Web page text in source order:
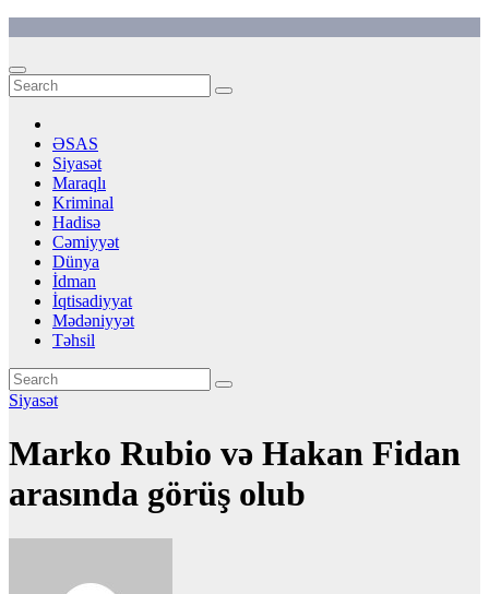
content
ƏSAS
Siyasət
Maraqlı
Kriminal
Hadisə
Cəmiyyət
Dünya
İdman
İqtisadiyyat
Mədəniyyət
Təhsil
Siyasət
Marko Rubio və Hakan Fidan
arasında görüş olub